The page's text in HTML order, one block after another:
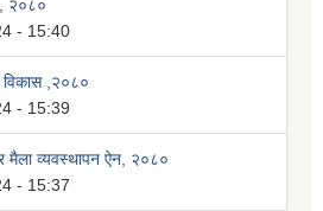
, २०८०
- 15:40
विकास ,२०८०
- 15:39
मैला व्यवस्थापन ऐन, २०८०
- 15:37